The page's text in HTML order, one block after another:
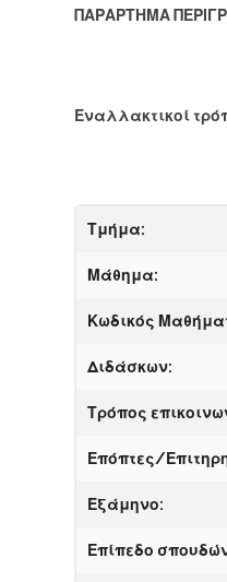
ΠΑΡΑΡΤΗΜΑ
Εναλλακτικοί
Τμήμα:
Μάθημα:
Κωδικός
Διδάσκων:
Τρόπος
Επόπτες/
Εξάμηνο:
Επίπεδο